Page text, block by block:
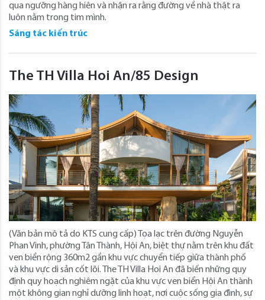
qua ngưỡng hàng hiên và nhận ra rằng đường về nhà thật ra
luôn nằm trong tim mình.
Sáng tác kiến trúc
The TH Villa Hoi An/85 Design
(Văn bản mô tả do KTS cung cấp) Tọa lạc trên đường Nguyễn
Phan Vinh, phường Tân Thành, Hội An, biệt thự nằm trên khu đất
ven biển rộng 360m2 gần khu vực chuyển tiếp giữa thành phố
và khu vực di sản cốt lõi. The TH Villa Hoi An đã biến những quy
định quy hoạch nghiêm ngặt của khu vực ven biển Hội An thành
một không gian nghỉ dưỡng linh hoạt, nơi cuộc sống gia đình, sự